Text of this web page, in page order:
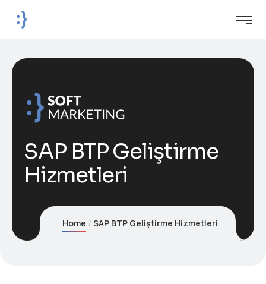
SAP BTP Geliştirme
Hizmetleri
Home SAP BTP Geliştirme Hizmetleri